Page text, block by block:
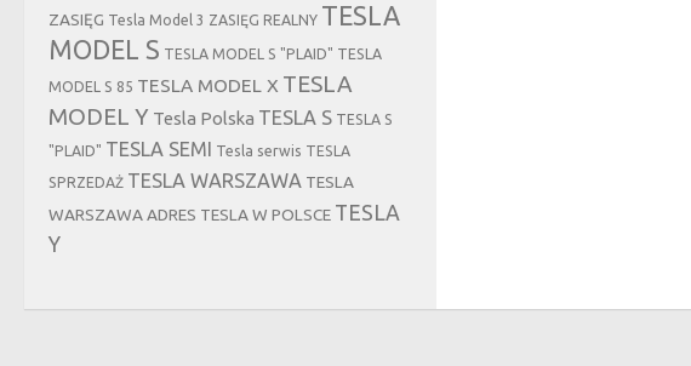
ZASIĘG Tesla Model 3 ZASIĘG REALNY TESLA
MODEL S TESLA MODEL S "PLAID" TESLA
MODEL S 85 TESLA MODEL X TESLA
MODEL Y Tesla Polska TESLA S TESLA S
"PLAID" TESLA SEMI Tesla serwis TESLA
SPRZEDAŻ TESLA WARSZAWA TESLA
WARSZAWA ADRES TESLA W POLSCE TESLA
Y